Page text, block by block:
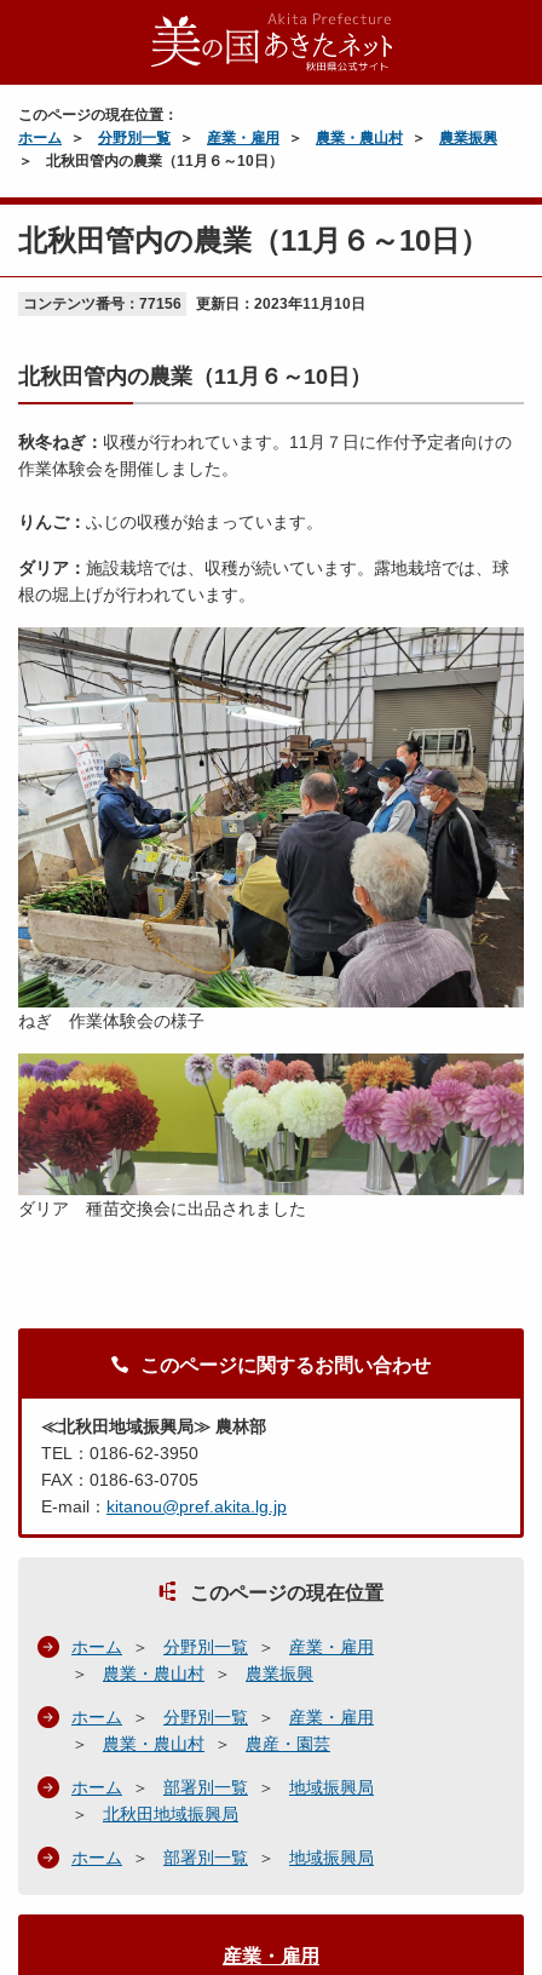
このページの現在位置：
ホーム
分野別一覧 産業・雇用 農業・農山村
農業振興
北秋田管内の農業（11月６～10日）
北秋田管内の農業（11月６～10日）
コンテンツ番号：77156 更新日： 2023年11月10日
北秋田管内の農業（11月６～10日）
秋冬ねぎ： 収穫が行われています。11月７日に作付予定者向けの
作業体験会を開催しました。
りんご： ふじの収穫が始まっています。
ダリア： 施設栽培では、収穫が続いています。露地栽培では、球
根の堀上げが行われています。
ねぎ 作業体験会の様子
ダリア 種苗交換会に出品されました
このページに関するお問い合わせ
≪北秋田地域振興局≫ 農林部
TEL：0186-62-3950
FAX：0186-63-0705
E-mail： kitanou@pref.akita.lg.jp
このページの現在位置
ホーム 分野別一覧
産業・雇用
農業・農山村
農業振興
ホーム 分野別一覧
産業・雇用
農業・農山村
農産・園芸
ホーム 部署別一覧
地域振興局
北秋田地域振興局
ホーム 部署別一覧 地域振興局
産業・雇用